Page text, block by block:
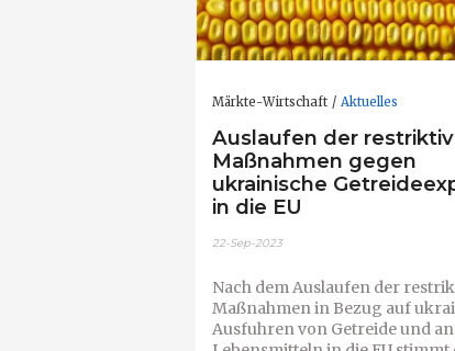
Märkte-Wirtschaft Aktuelles
Auslaufen der
Maßnahmen gegen
ukrainische
in die EU
22-Sep-2023
Nach dem Auslaufen der
Maßnahmen in Bezug auf
Ausfuhren von Getreide und